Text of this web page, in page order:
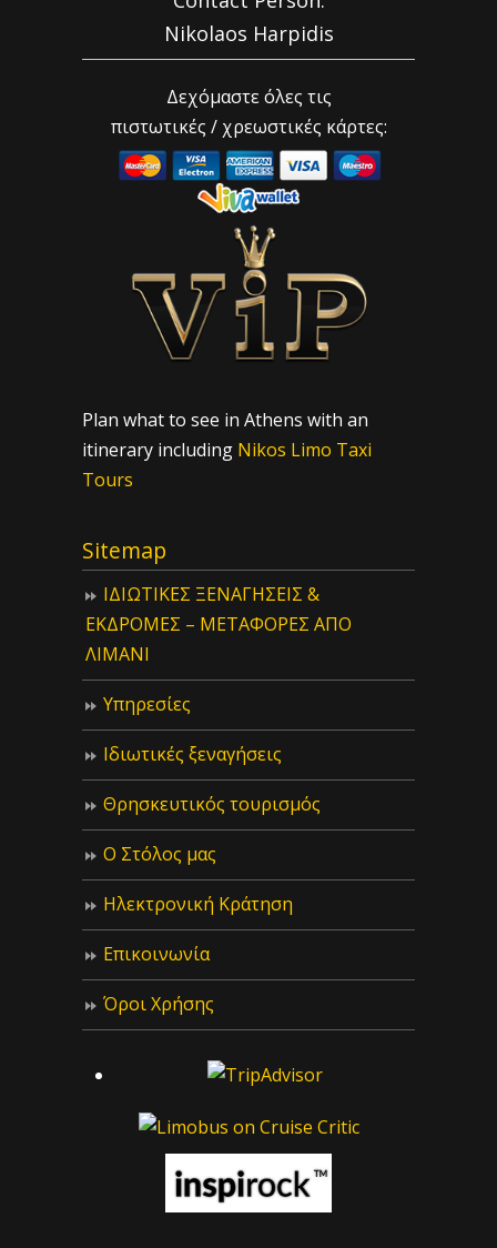
Nikolaos Harpidis
Δεχόμαστε όλες τις
πιστωτικές / χρεωστικές κάρτες:
Plan what to see in Athens with an
itinerary including Nikos Limo Taxi
Tours
Sitemap
ΙΔIΩΤΙΚΕΣ ΞΕΝΑΓΗΣΕΙΣ &
ΕΚΔΡΟΜΕΣ – ΜΕΤΑΦΟΡΕΣ ΑΠΟ
ΛΙΜΑΝΙ
Υπηρεσίες
Ιδιωτικές ξεναγήσεις
Θρησκευτικός τουρισμός
Ο Στόλος μας
Ηλεκτρονική Κράτηση
Επικοινωνία
Όροι Χρήσης